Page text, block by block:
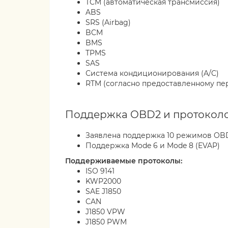
TCM (автоматическая трансмиссия)
ABS
SRS (Airbag)
BCM
BMS
TPMS
SAS
Система кондиционирования (A/C)
RTM (согласно предоставленному
Поддержка OBD2 и
Заявлена поддержка 10 режимов
Поддержка Mode 6 и Mode 8 (EVAP)
Поддерживаемые протоколы:
ISO 9141
KWP2000
SAE J1850
CAN
J1850 VPW
J1850 PWM